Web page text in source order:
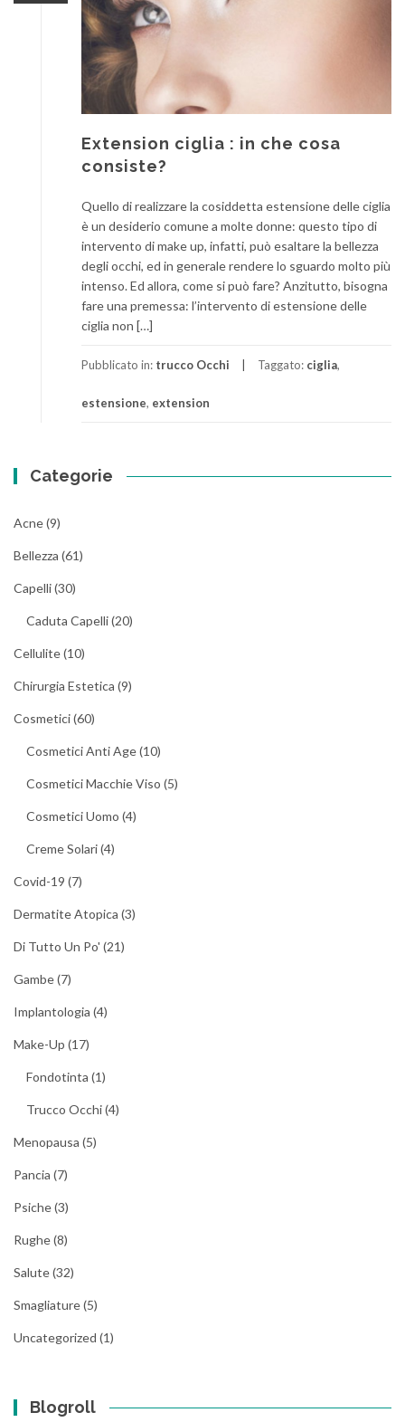
Extension ciglia : in che cosa
consiste?
Quello di realizzare la cosiddetta estensione delle ciglia
è un desiderio comune a molte donne: questo tipo di
intervento di make up, infatti, può esaltare la bellezza
degli occhi, ed in generale rendere lo sguardo molto più
intenso. Ed allora, come si può fare? Anzitutto, bisogna
fare una premessa: l’intervento di estensione delle
ciglia non […]
Pubblicato in: trucco Occhi Taggato: ciglia,
estensione, extension
Categorie
Acne(9)
Bellezza (61)
Capelli(30)
Caduta Capelli(20)
Cellulite(10)
Chirurgia Estetica (9)
Cosmetici(60)
Cosmetici Anti Age(10)
Cosmetici Macchie Viso (5)
Cosmetici Uomo (4)
Creme Solari(4)
Covid-19 (7)
Dermatite Atopica (3)
Di Tutto Un Po' (21)
Gambe(7)
Implantologia (4)
Make-Up (17)
Fondotinta (1)
Trucco Occhi(4)
Menopausa (5)
Pancia (7)
Psiche(3)
Rughe(8)
Salute(32)
Smagliature(5)
Uncategorized (1)
Blogroll